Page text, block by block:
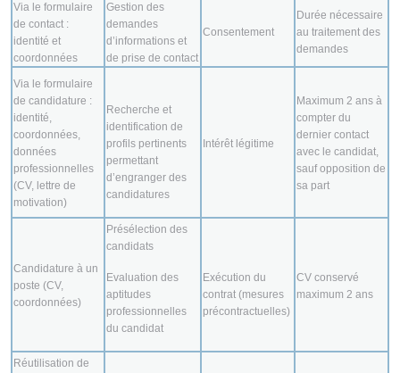
Via le formulaire
de contact :
identité et
coordonnées
Gestion des
demandes
d’informations et
de prise de contact
Consentement
Durée nécessaire
au traitement des
demandes
Via le formulaire
de candidature :
identité,
coordonnées,
données
professionnelles
(CV, lettre de
motivation)
Recherche et
identification de
profils pertinents
permettant
d’engranger des
candidatures
Intérêt légitime
Maximum 2 ans à
compter du
dernier contact
avec le candidat,
sauf opposition de
sa part
Candidature à un
poste (CV,
coordonnées)
Présélection des
candidats
Evaluation des
aptitudes
professionnelles
du candidat
Exécution du
contrat (mesures
précontractuelles)
CV conservé
maximum 2 ans
Réutilisation de